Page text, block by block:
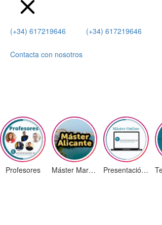
(+34) 617219646 (+34) 617219646
Contacta con nosotros
Profesores Máster Marketing Digital en Alicante Presentación ¡Nuevas Ediciones!